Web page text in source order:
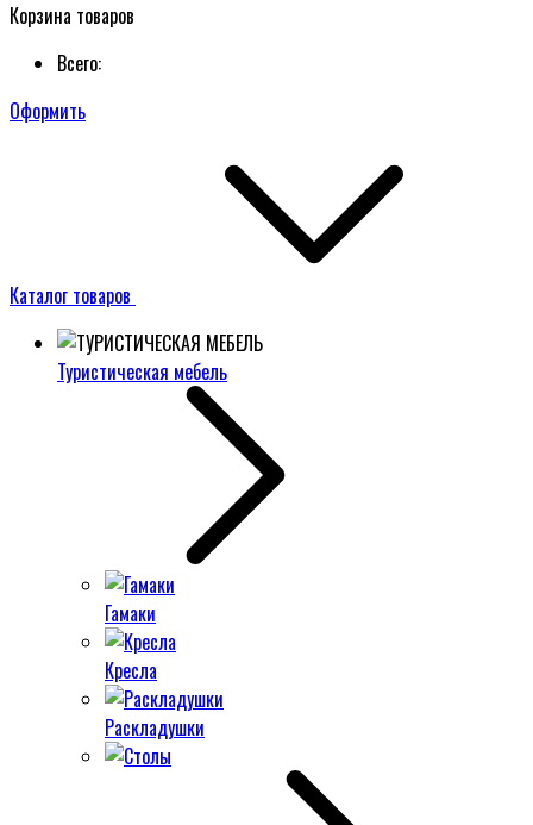
Корзина товаров
Всего:
Оформить
Каталог товаров
Туристическая мебель
Гамаки
Кресла
Раскладушки